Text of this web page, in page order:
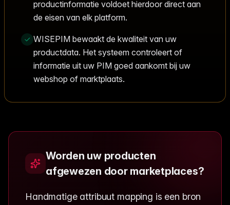
productinformatie voldoet hierdoor direct aan
de eisen van elk platform.
WISEPIM bewaakt de kwaliteit van uw
productdata. Het systeem controleert of
informatie uit uw PIM goed aankomt bij uw
webshop of marktplaats.
Worden uw producten
afgewezen door marketplaces?
Handmatige attribuut mapping is een bron